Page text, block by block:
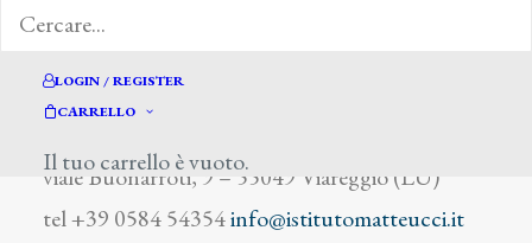
LOGIN / REGISTER
CARRELLO
Il tuo carrello è vuoto.
viale Buonarroti, 9 – 55049 Viareggio (LU)
tel +39 0584 54354info@istitutomatteucci.it